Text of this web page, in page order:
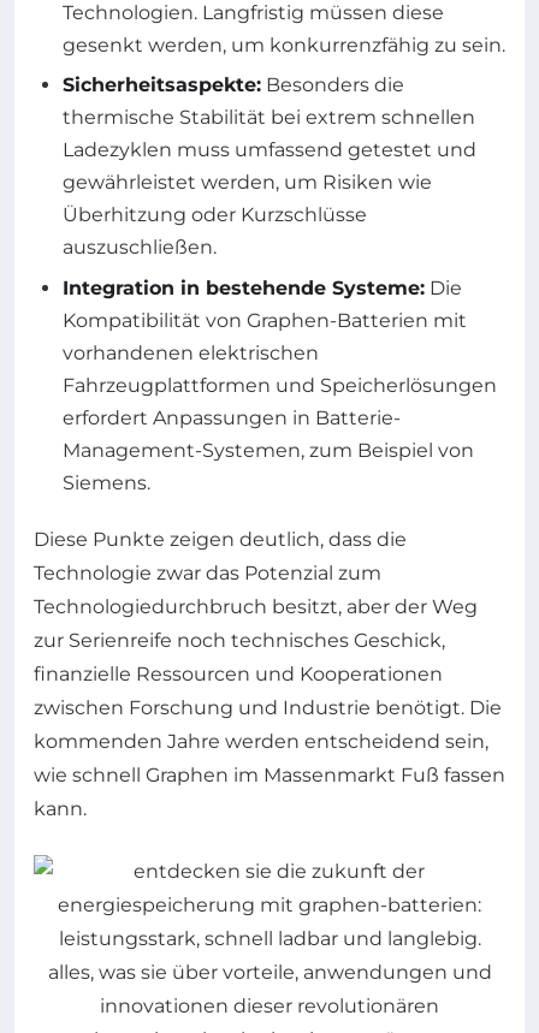
Technologien. Langfristig müssen diese
gesenkt werden, um konkurrenzfähig zu sein.
Sicherheitsaspekte: Besonders die
thermische Stabilität bei extrem schnellen
Ladezyklen muss umfassend getestet und
gewährleistet werden, um Risiken wie
Überhitzung oder Kurzschlüsse
auszuschließen.
Integration in bestehende Systeme: Die
Kompatibilität von Graphen-Batterien mit
vorhandenen elektrischen
Fahrzeugplattformen und Speicherlösungen
erfordert Anpassungen in Batterie-
Management-Systemen, zum Beispiel von
Siemens.
Diese Punkte zeigen deutlich, dass die
Technologie zwar das Potenzial zum
Technologiedurchbruch besitzt, aber der Weg
zur Serienreife noch technisches Geschick,
finanzielle Ressourcen und Kooperationen
zwischen Forschung und Industrie benötigt. Die
kommenden Jahre werden entscheidend sein,
wie schnell Graphen im Massenmarkt Fuß fassen
kann.